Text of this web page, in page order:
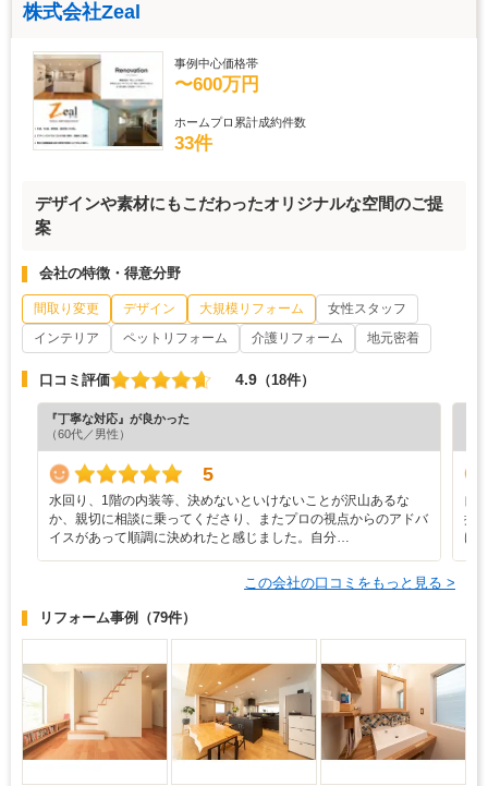
株式会社Zeal
事例中心価格帯
〜600万円
ホームプロ累計成約件数
33件
デザインや素材にもこだわったオリジナルな空間のご提
案
会社の特徴・得意分野
間取り変更 デザイン 大規模リフォーム
女性スタッフ
インテリア
ペットリフォーム 介護リフォーム 地元密着
口コミ評価 4.9 （18件）
『丁寧な対応』が良かった
（60代／男性）
5
水回り、1階の内装等、決めないといけないことが沢山あるな
か、親切に相談に乗ってくださり、またプロの視点からのアドバ
イスがあって順調に決めれたと感じました。自分…
自
提
け
この会社の口コミをもっと見る >
リフォーム事例 （79件）